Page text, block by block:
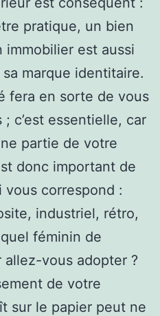
pratique, un bien
immobilier est aussi
marque identitaire.
fera en sorte de vous
c’est essentielle, car
partie de votre
donc important de
correspond :
industriel, rétro,
féminin de
allez-vous adopter ?
de votre
sur le papier peut ne